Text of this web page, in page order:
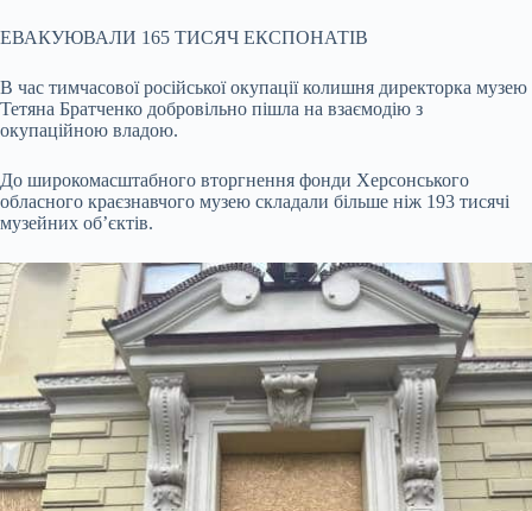
ЕВАКУЮВАЛИ 165 ТИСЯЧ ЕКСПОНАТІВ
В час тимчасової російської окупації колишня директорка музею
Тетяна Братченко добровільно пішла на взаємодію з
окупаційною владою.
До широкомасштабного вторгнення фонди Херсонського
обласного краєзнавчого музею складали більше ніж 193 тисячі
музейних об’єктів.